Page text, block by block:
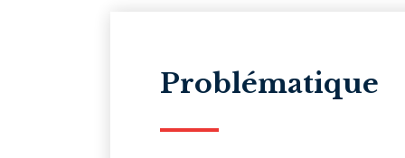
Problématique